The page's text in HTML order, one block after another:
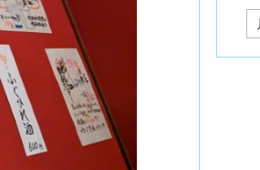
ー